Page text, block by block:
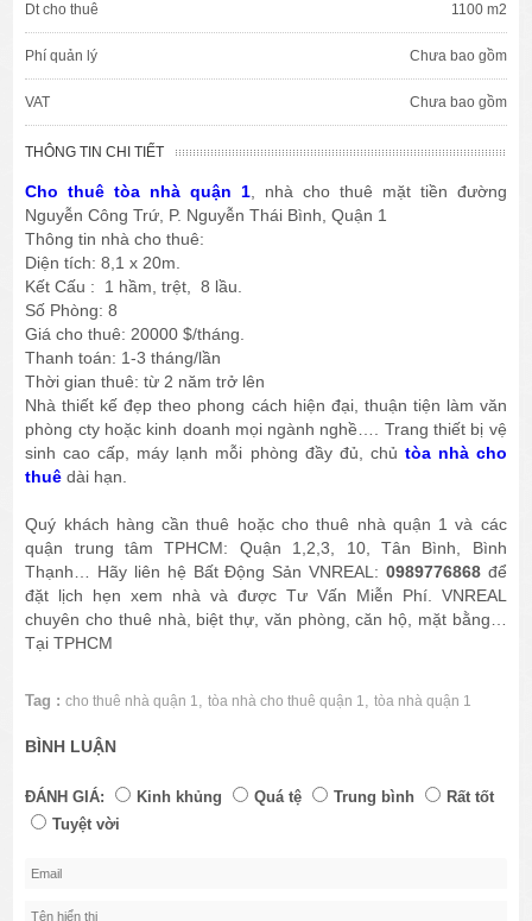
Dt cho thuê 1100 m2
Phí quản lý Chưa bao gồm
VAT Chưa bao gồm
THÔNG TIN CHI TIẾT
Cho thuê tòa nhà quận 1, nhà cho thuê mặt tiền đường
Nguyễn Công Trứ, P. Nguyễn Thái Bình, Quận 1
Thông tin nhà cho thuê:
Diện tích: 8,1 x 20m.
Kết Cấu : 1 hầm, trệt, 8 lầu.
Số Phòng: 8
Giá cho thuê: 20000 $/tháng.
Thanh toán: 1-3 tháng/lần
Thời gian thuê: từ 2 năm trở lên
Nhà thiết kế đẹp theo phong cách hiện đại, thuận tiện làm văn
phòng cty hoặc kinh doanh mọi ngành nghề…. Trang thiết bị vệ
sinh cao cấp, máy lạnh mỗi phòng đầy đủ, chủ tòa nhà cho
thuê dài hạn.
Quý khách hàng cần thuê hoặc cho thuê nhà quận 1 và các
quận trung tâm TPHCM: Quận 1,2,3, 10, Tân Bình, Bình
Thạnh… Hãy liên hệ Bất Động Sản VNREAL: 0989776868để
đặt lịch hẹn xem nhà và được Tư Vấn Miễn Phí. VNREAL
chuyên cho thuê nhà, biệt thự, văn phòng, căn hộ, mặt bằng…
Tại TPHCM
Tag : cho thuê nhà quận 1,tòa nhà cho thuê quận 1,tòa nhà quận 1
BÌNH LUẬN
ĐÁNH GIÁ: Kinh khủng Quá tệ Trung bình
Rất tốt
Tuyệt vời